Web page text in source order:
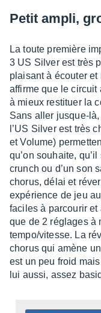
Petit ampli,
La toute première
3 US Silver est très
plai­sant à écou­ter
affirme que le circuit
à mieux resti­tuer la
Sans aller jusque-
l’US Silver est très
et Volume)
qu’on souhaite, qu’il
crunch ou d’un son
chorus, délai et
expé­rience de jeu
faciles à parcou­rir et
que de 2 réglages à
tempo/vitesse. La
chorus qui amène
est un peu froid
lui aussi, assez